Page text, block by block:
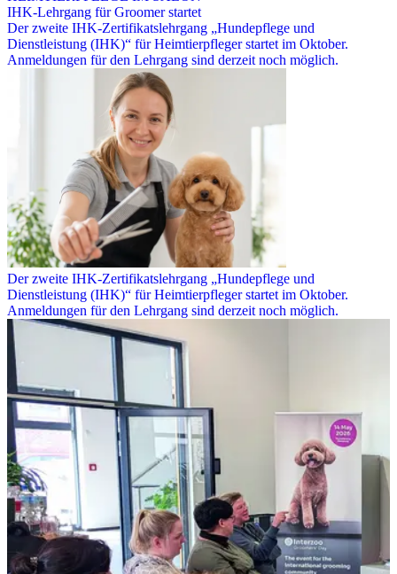
IHK-Lehrgang für Groomer startet
Der zweite IHK-Zertifikatslehrgang „Hundepflege und
Dienstleistung (IHK)“ für Heimtierpfleger startet im Oktober.
Anmeldungen für den Lehrgang sind derzeit noch möglich.
Der zweite IHK-Zertifikatslehrgang „Hundepflege und
Dienstleistung (IHK)“ für Heimtierpfleger startet im Oktober.
Anmeldungen für den Lehrgang sind derzeit noch möglich.